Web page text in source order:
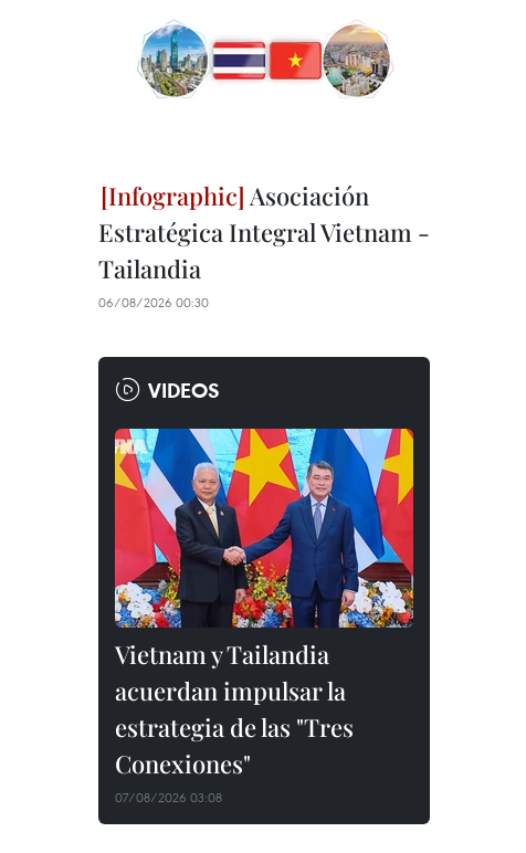
Asociación
Estratégica Integral Vietnam -
Tailandia
06/08/2026 00:30
VIDEOS
Vietnam y Tailandia
acuerdan impulsar la
estrategia de las "Tres
Conexiones"
07/08/2026 03:08